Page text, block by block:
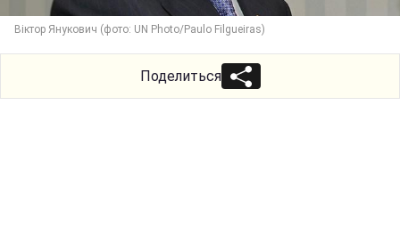
Віктор Янукович (фото: UN Photo/Paulo Filgueiras)
Поделиться